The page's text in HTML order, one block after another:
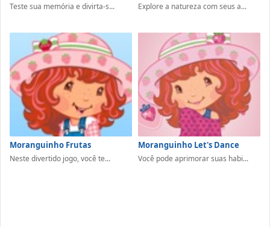
Teste sua memória e divirta-s... Explore a natureza com seus a...
Moranguinho Frutas
Neste divertido jogo, você te...
Moranguinho Let's Dance
Você pode aprimorar suas habi...